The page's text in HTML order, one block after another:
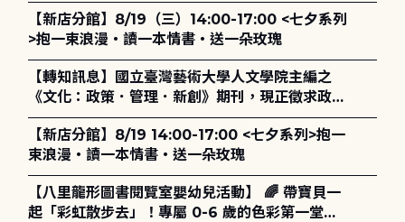
【新店分館】8/19（三）14:00-17:00 <七夕系列
>抱一束浪漫・讀一本情書・送一朵玫瑰
【轉知訊息】國立臺灣藝術大學人文學院主編之
《文化：政策．管理．新創》期刊，現正徵求政策
評論、書評及【邁向具回應力的博物館治理：政
策、領導與管理】主題特刊稿件至2027年6月1日
止，歡迎踴躍投稿。
【新店分館】8/19 14:00-17:00 <七夕系列>抱一
束浪漫・讀一本情書・送一朵玫瑰
【八里龍形圖書閱覽室嬰幼兒活動】 🌈 帶寶貝一
起「彩虹散步去」！專屬 0-6 歲的色彩第一堂美